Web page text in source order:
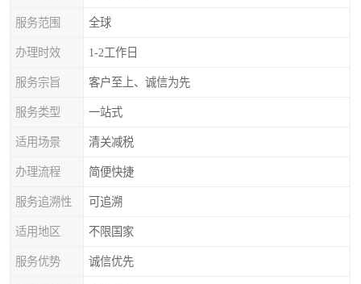
服务范围 全球
办理时效 1-2工作日
服务宗旨 客户至上、诚信为先
服务类型 一站式
适用场景 清关减税
办理流程 简便快捷
服务追溯性 可追溯
适用地区 不限国家
服务优势 诚信优先